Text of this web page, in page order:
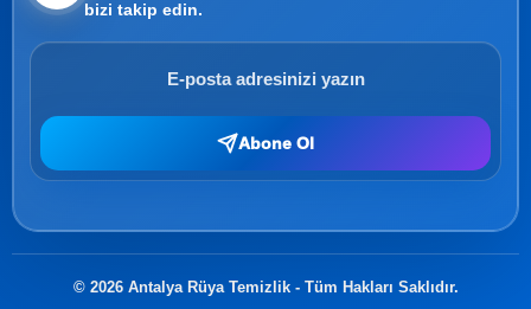
bizi takip edin.
Abone Ol
© 2026 Antalya Rüya Temizlik - Tüm Hakları Saklıdır.